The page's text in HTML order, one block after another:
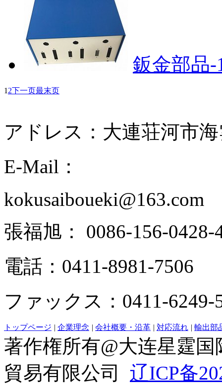
鈑金部品-
1 2下一页最末页
アドレス：大連荘河市
E-Mail：
kokusaiboueki@163.com
張福旭： 0086-156-0428-
電話：0411-8981-7506
ファックス：0411-6249-
トップページ | 企業理念 | 会社概要・沿革 | 対応流れ | 輸出部
著作権所有@大连星霆
貿易有限公司 辽ICP备